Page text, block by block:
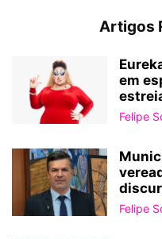
Artigos
em
Felipe
Felipe